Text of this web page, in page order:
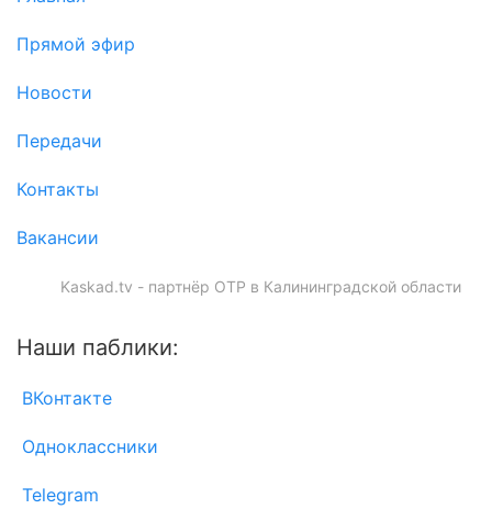
Прямой эфир
Новости
Передачи
Контакты
Вакансии
Kaskad.tv - партнёр ОТР в Калининградской области
Наши паблики:
ВКонтакте
Одноклассники
Telegram